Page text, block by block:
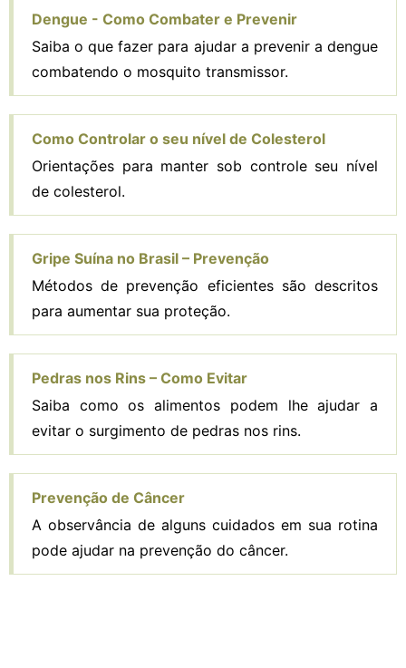
Dengue - Como Combater e Prevenir
Saiba o que fazer para ajudar a prevenir a dengue
combatendo o mosquito transmissor.
Como Controlar o seu nível de Colesterol
Orientações para manter sob controle seu nível
de colesterol.
Gripe Suína no Brasil – Prevenção
Métodos de prevenção eficientes são descritos
para aumentar sua proteção.
Pedras nos Rins – Como Evitar
Saiba como os alimentos podem lhe ajudar a
evitar o surgimento de pedras nos rins.
Prevenção de Câncer
A observância de alguns cuidados em sua rotina
pode ajudar na prevenção do câncer.